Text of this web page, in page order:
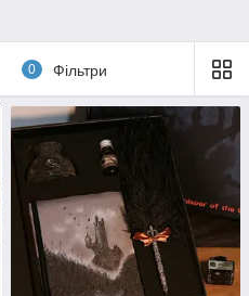
0 Фільтри